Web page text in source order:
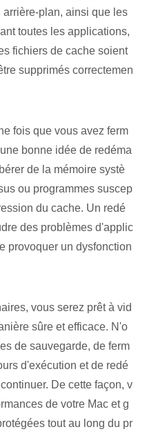
plan, ainsi que les
toutes les applications,
fichiers de cache soient
supprimés correctemen
fois que vous avez ferm
bonne idée de redéma
de la mémoire systè
ou programmes suscep
du cache. Un redé
des problèmes d'applic
provoquer un dysfonction
vous serez prêt à vid
sûre et efficace. N'o
de sauvegarde, de ferm
d'exécution et de redé
De cette façon, v
de votre Mac et g
tout au long du pr